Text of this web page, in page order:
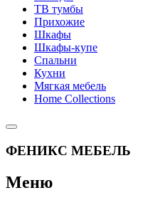
ТВ тумбы
Прихожие
Шкафы
Шкафы-купе
Спальни
Кухни
Мягкая мебель
Home Collections
ФЕНИКС МЕБЕЛЬ
Меню